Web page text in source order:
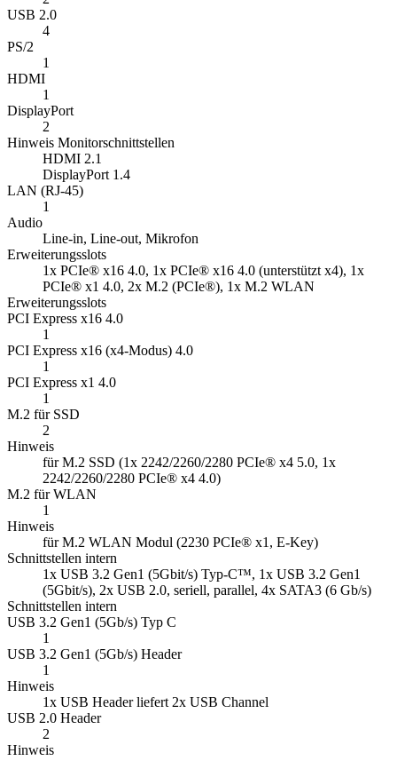
USB 2.0
4
PS/2
1
HDMI
1
DisplayPort
2
Hinweis Monitorschnittstellen
HDMI 2.1
DisplayPort 1.4
LAN (RJ-45)
1
Audio
Line-in, Line-out, Mikrofon
Erweiterungsslots
1x PCIe® x16 4.0, 1x PCIe® x16 4.0 (unterstützt x4), 1x
PCIe® x1 4.0, 2x M.2 (PCIe®), 1x M.2 WLAN
Erweiterungsslots
PCI Express x16 4.0
1
PCI Express x16 (x4-Modus) 4.0
1
PCI Express x1 4.0
1
M.2 für SSD
2
Hinweis
für M.2 SSD (1x 2242/2260/2280 PCIe® x4 5.0, 1x
2242/2260/2280 PCIe® x4 4.0)
M.2 für WLAN
1
Hinweis
für M.2 WLAN Modul (2230 PCIe® x1, E-Key)
Schnittstellen intern
1x USB 3.2 Gen1 (5Gbit/s) Typ-C™, 1x USB 3.2 Gen1
(5Gbit/s), 2x USB 2.0, seriell, parallel, 4x SATA3 (6 Gb/s)
Schnittstellen intern
USB 3.2 Gen1 (5Gb/s) Typ C
1
USB 3.2 Gen1 (5Gb/s) Header
1
Hinweis
1x USB Header liefert 2x USB Channel
USB 2.0 Header
2
Hinweis